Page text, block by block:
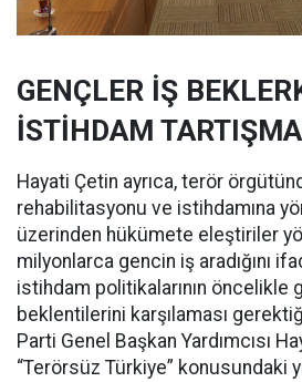
GENÇLER İŞ
İSTİHDAM
Hayati Çetin ayrıca, terör
rehabilitasyonu ve istihdamına
üzerinden hükümete eleştiriler
milyonlarca gencin iş aradığını
istihdam politikalarının öncelikle
beklentilerini karşılaması
Parti Genel Başkan Yardımcısı
“Terörsüz Türkiye” konusundaki